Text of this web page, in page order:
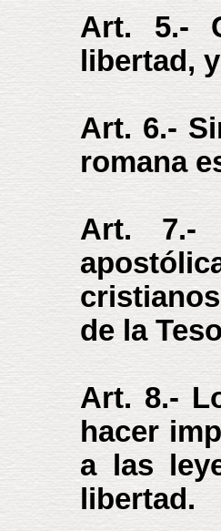
Art. 5.-
libertad,
Art. 6.-
romana
Art. 7.-
de la
Art. 8.-
hacer
a las
libertad.